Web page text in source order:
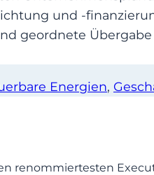
und -
geordnete
Energien,
renommiertesten